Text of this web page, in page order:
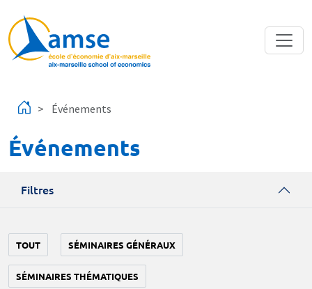
Événements
Événements
Filtres
TOUT SÉMINAIRES GÉNÉRAUX
SÉMINAIRES THÉMATIQUES